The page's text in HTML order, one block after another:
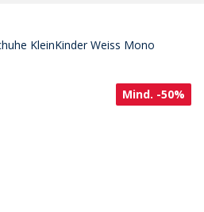
KleinKinder Weiss Mono
Mind. -50%